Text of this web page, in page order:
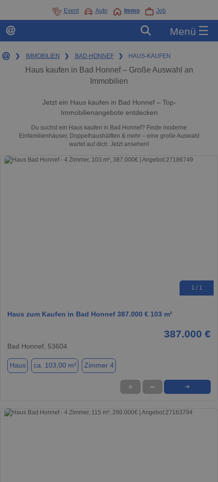
Event Auto Immo Job
Menü ☰
❯ IMMOBILIEN ❯ BAD-HONNEF ❯ HAUS-KAUFEN
Haus kaufen in Bad Honnef – Große Auswahl an
Immobilien
Jetzt ein Haus kaufen in Bad Honnef – Top-
Immobilienangebote entdecken
Du suchst ein Haus kaufen in Bad Honnef? Finde moderne
Einfamilienhäuser, Doppelhaushälften & mehr – eine große Auswahl
wartet auf dich. Jetzt ansehen!
1 / 1
Haus zum Kaufen in Bad Honnef 387.000 € 103 m²
387.000 €
Bad Honnef, 53604
Haus ca. 103,00 m² Zimmer 4
★ ➦ ➜